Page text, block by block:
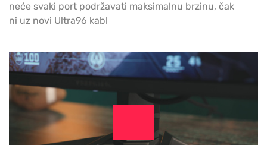
neće svaki port podržavati maksimalnu brzinu, čak
ni uz novi Ultra96 kabl